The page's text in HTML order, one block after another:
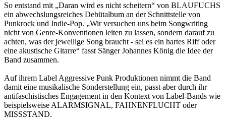
So entstand mit „Daran wird es nicht scheitern“ von BLAUFUCHS
ein abwechslungsreiches Debütalbum an der Schnittstelle von
Punkrock und Indie-Pop. „Wir versuchen uns beim Songwriting
nicht von Genre-Konventionen leiten zu lassen, sondern darauf zu
achten, was der jeweilige Song braucht - sei es ein hartes Riff oder
eine akustische Gitarre“ fasst Sänger Johannes König die Idee der
Band zusammen.
Auf ihrem Label Aggressive Punk Produktionen nimmt die Band
damit eine musikalische Sonderstellung ein, passt aber durch ihr
antifaschistisches Engagement in den Kontext von Label-Bands wie
beispielsweise ALARMSIGNAL, FAHNENFLUCHT oder
MISSSTAND.